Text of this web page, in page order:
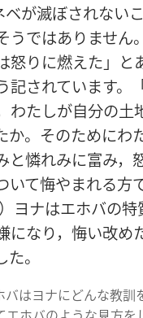
ベが滅ぼされない
うではありません
怒りに燃えた」と
記されています
わたしが自分の
か。そのために
と憐れみに富み
いて悔やまれる方
）ヨナはエホバの
になり，悔い改め
。
はヨナにどんな教